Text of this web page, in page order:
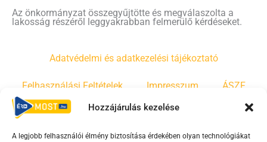
Hozzájárulás kezelése
A legjobb felhasználói élmény biztosítása érdekében olyan technológiákat
Az önkormányzat összegyűjtötte és megválaszolta a
lakosság részéről leggyakrabban felmerülő kérdéseket.
Adatvédelmi és adatkezelési tájékoztató
Felhasználási Feltételek Impresszum ÁSZF
Irányelvek Moderálási szabályzat